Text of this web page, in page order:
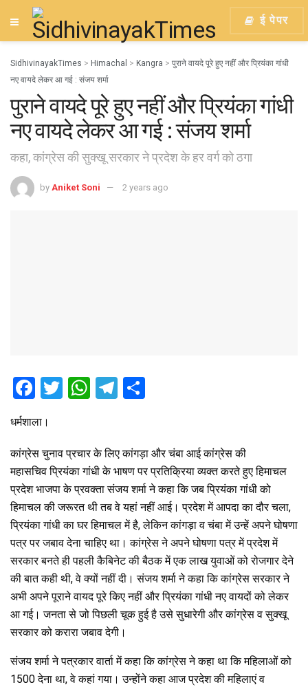
ई पेपर
SidhivinayakTimes > Himachal > Kangra > पुराने वायदे पूरे हुए नहीं और प्रियंका गांधी
नए वायदे लेकर आ गई : संजय शर्मा
पुराने वायदे पूरे हुए नहीं और प्रियंका गांधी
नए वायदे लेकर आ गई : संजय शर्मा
कहा, कांग्रेस की सुक्खू सरकार ने प्रदेश के हर वर्ग को ठगा
by Aniket Soni 2 years ago
F
ce
b
o
o
k
T
er
W
s
A
p
p
T
gr
a
m
e
धर्मशाला।
कांग्रेस चुनाव प्रचार के लिए कांगड़ा और चंबा आई कांग्रेस की
महासचिव प्रियंका गांधी के भाषण पर प्रतिक्रिया व्यक्त करते हुए हिमाचल
प्रदेश भाजपा के प्रवक्ता संजय शर्मा ने कहा कि जब प्रियंका गांधी को
हिमाचल की जरूरत थी तब वे यहां नहीं आई। प्रदेश में आपदा का दौर चला,
प्रियंका गांधी का घर हिमाचल में है, लेकिन कांगड़ा व चंबा में उन्हें अपने घोषणा
पत्र पर जबाव देना चाहिए था। कांग्रेस ने अपने घोषणा पत्र में प्रदेश में
सरकार बनते ही पहली कैबिनेट की बैठक में एक लाख युवाओं को रोजगार देने
की बात कही थी, वे क्यों नहीं दी। संजय शर्मा ने कहा कि कांग्रेस सरकार ने
अभी अपने पूराने वायद पूरे किए नहीं और प्रियंका गांधी नए वायदों को लेकर
आ गई। जनता से जो पिछली चूक हुई है उसे सुधारेगी और कांग्रेस व सुक्खू
सरकार को करारा जबाव देगी।
संजय शर्मा ने पत्रकार वार्ता में कहा कि कांग्रेस ने कहा था कि महिलाओं को
1500 देना था, वे कहां गया। उन्होंने कहा आज प्रदेश की महिलाएं व